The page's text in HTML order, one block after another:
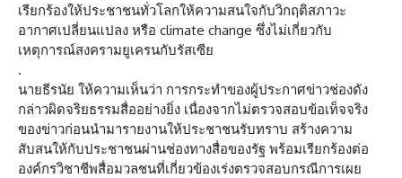
เรียกร้องให้ประชาชนทั่วโลกให้ความสนใจกับวิกฤติสภาวะ
อากาศเปลี่ยนแปลง หรือ climate change ซึ่งไม่เกี่ยวกับ
เหตุการณ์สงครามยูเครนกับรัสเซีย
.
นายธีรนัย ให้ความเห็นว่า การกระทำของผู้ประกาศข่าวช่องดัง
กล่าวผิดจริยธรรมสื่ออย่างยิ่ง เนื่องจากไม่ตรวจสอบข้อเท็จจริง
ของข่าวก่อนนำมารายงานให้ประชาชนรับทราบ สร้างความ
สับสนให้กับประชาชนผ่านช่องทางสื่อของรัฐ พร้อมเรียกร้องต่อ
องค์กรวิชาชีพสื่อมวลชนที่เกี่ยวข้องเร่งตรวจสอบกรณีการเผย